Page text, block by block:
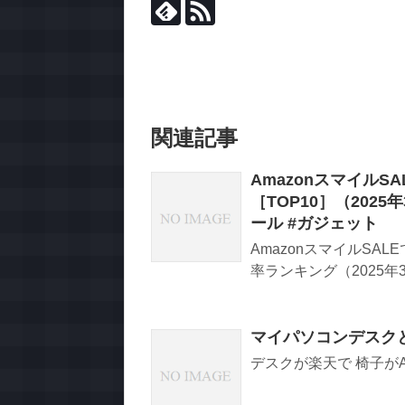
関連記事
Amazonスマイル
［TOP10］（2025
ール #ガジェット
AmazonスマイルSALE
率ランキング（2025
マイパソコンデスク
デスクが楽天で 椅子